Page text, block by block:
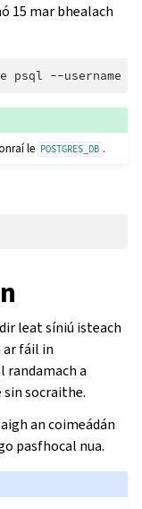
15 mar bhealach
psql --username
le
POSTGRES_DB .
leat síniú isteach
ar fáil in
randamach a
socraithe.
an coimeádán
pasfhocal nua.